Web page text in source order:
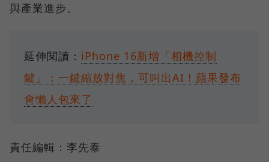
與產業進步。
延伸閱讀： iPhone 16新增「相機控制
鍵」：一鍵縮放對焦，可叫出AI！蘋果發布
會懶人包來了
責任編輯：李先泰